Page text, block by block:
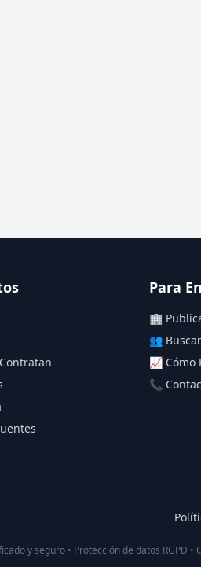
Para
🏢
👥
📈 Cómo
📞
y seguro • Protección de datos RGPD